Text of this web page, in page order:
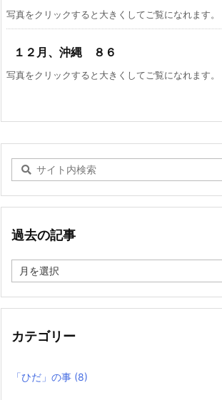
写真をクリックすると大きくしてご覧になれます。
１２月、沖縄 ８６
写真をクリックすると大きくしてご覧になれます。
過去の記事
去
記
カテゴリー
「ひだ」の事 (8)